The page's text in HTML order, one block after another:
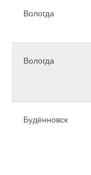
Вологда
Вологда
Будённовск